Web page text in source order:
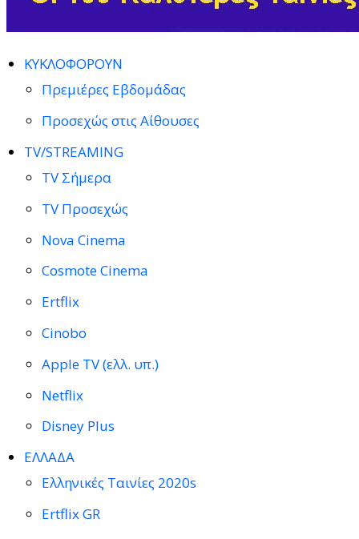
ΚΥΚΛΟΦΟΡΟΥΝ
Πρεμιέρες Εβδομάδας
Προσεχώς στις Αίθουσες
TV/STREAMING
TV Σήμερα
TV Προσεχώς
Nova Cinema
Cosmote Cinema
Ertflix
Cinobo
Apple TV (ελλ. υπ.)
Netflix
Disney Plus
ΕΛΛΑΔΑ
Ελληνικές Ταινίες 2020s
Ertflix GR